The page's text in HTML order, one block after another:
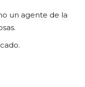
un agente de la